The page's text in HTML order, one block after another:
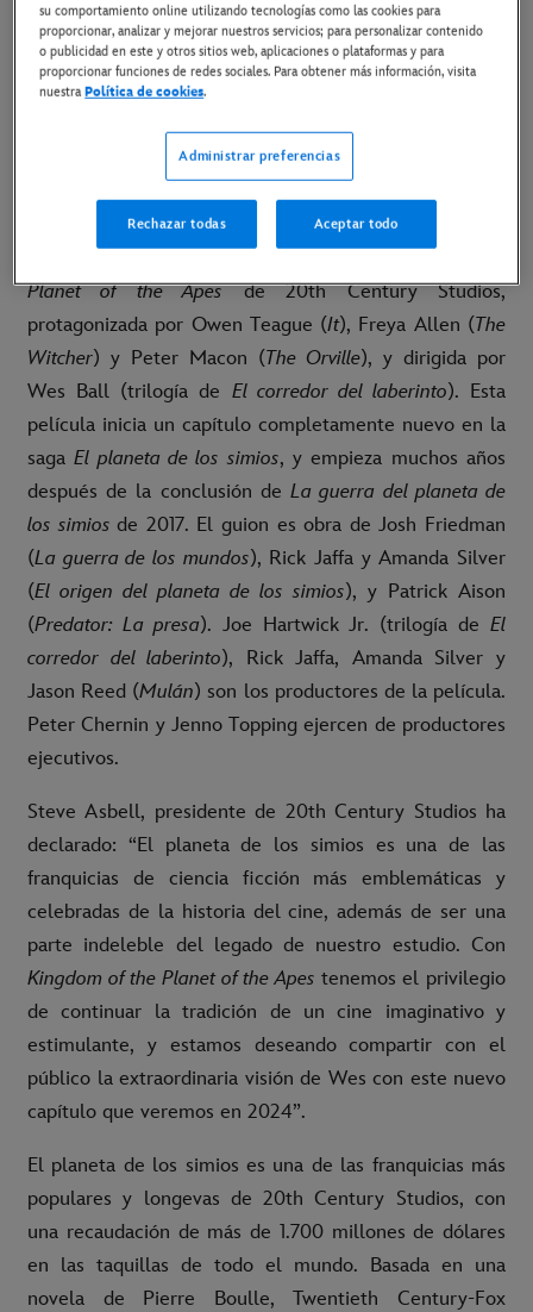
Wes Ball (trilogía de El corredor del laberinto) dirigirá un
nuevo capítulo de la saga de los “Simios”, protagonizado
por Owen Teague (It), Freya Allen (The Witcher) y Peter
Macon (The Orville)
Burbank (California), 30 de septiembre de 2022
Planet of the Apesde 20th Century Studios,
protagonizada por Owen Teague (It), Freya Allen (The
Witcher) y Peter Macon (The Orville), y dirigida por
Wes Ball (trilogía de El corredor del laberinto). Esta
película inicia un capítulo completamente nuevo en la
sagaEl planeta de los simios, y empieza muchos años
después de la conclusión deLa guerra del planeta de
los simiosde 2017. El guion es obra de Josh Friedman
(La guerra de los mundos), Rick Jaffa y Amanda Silver
(El origen del planeta de los simios), y Patrick Aison
(Predator: La presa). Joe Hartwick Jr. (trilogía de El
corredor del laberinto), Rick Jaffa, Amanda Silver y
Jason Reed (Mulán) son los productores de la película.
Peter Chernin y Jenno Topping ejercen de productores
ejecutivos.
Steve Asbell, presidente de 20th Century Studios ha
declarado: “El planeta de los simios es una de las
franquicias de ciencia ficción más emblemáticas y
celebradas de la historia del cine, además de ser una
parte indeleble del legado de nuestro estudio. Con
Kingdom of the Planet of the Apes tenemos el privilegio
de continuar la tradición de un cine imaginativo y
estimulante, y estamos deseando compartir con el
público la extraordinaria visión de Wes con este nuevo
capítulo que veremos en 2024”.
El planeta de los simios es una de las franquicias más
populares y longevas de 20th Century Studios, con
una recaudación de más de 1.700 millones de dólares
en las taquillas de todo el mundo. Basada en una
novela de Pierre Boulle, Twentieth Century-Fox
su comportamiento online utilizando tecnologías como las cookies para
proporcionar, analizar y mejorar nuestros servicios; para personalizar contenido
o publicidad en este y otros sitios web, aplicaciones o plataformas y para
proporcionar funciones de redes sociales. Para obtener más información, visita
nuestraPolítica de cookies.
Administrar preferencias
Rechazar todas Aceptar todo